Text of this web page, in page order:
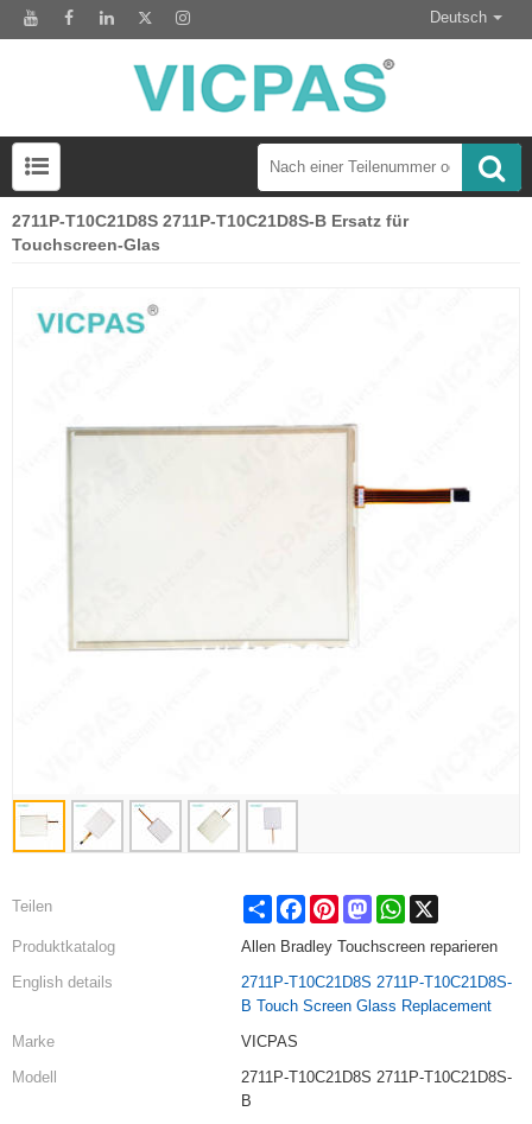
Deutsch
2711P-T10C21D8S 2711P-T10C21D8S-B Ersatz für
Touchscreen-Glas
Teilen Share FacebookPinterestMastodonWhatsApp
Produktkatalog
Allen Bradley Touchscreen reparieren
English details
2711P-T10C21D8S 2711P-T10C21D8S-
B Touch Screen Glass Replacement
Marke
VICPAS
Modell
2711P-T10C21D8S 2711P-T10C21D8S-
B